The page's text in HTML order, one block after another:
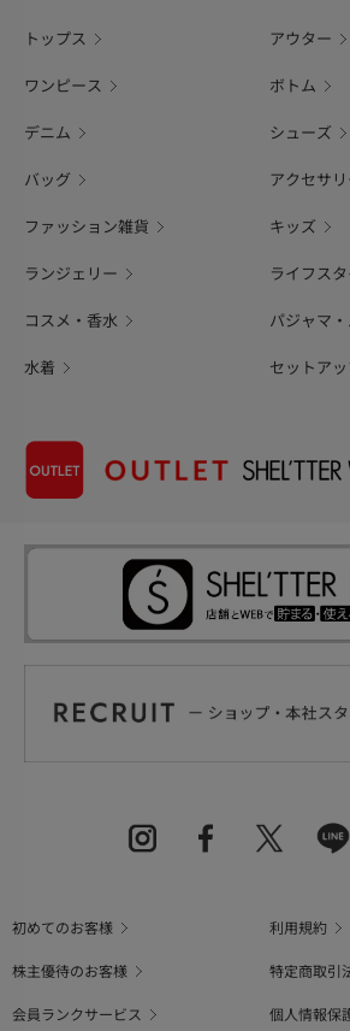
トップス アウター
ワンピース ボトム
デニム シューズ
バッグ アクセサ
ファッション雑貨 キッズ
ランジェリー ライフス
コスメ・香水 パジャマ
水着 セットア
初めてのお客様
利用規約
株主優待のお客様
特定商取引
会員ランクサービス
個人情報保